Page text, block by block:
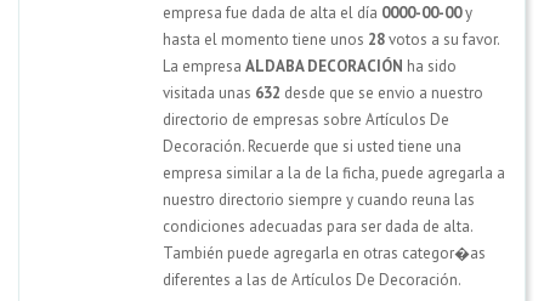
empresa fue dada de alta el día 0000-00-00y
hasta el momento tiene unos 28votos a su favor.
La empresa ALDABA DECORACIÓN ha sido
visitada unas 632 desde que se envio a nuestro
directorio de empresas sobre Artículos De
Decoración. Recuerde que si usted tiene una
empresa similar a la de la ficha, puede agregarla a
nuestro directorio siempre y cuando reuna las
condiciones adecuadas para ser dada de alta.
También puede agregarla en otras categor�as
diferentes a las de Artículos De Decoración.